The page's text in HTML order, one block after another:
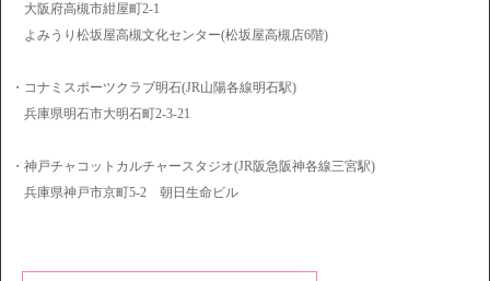
大阪府高槻市紺屋町2-1
よみうり松坂屋高槻文化センター(松坂屋高槻店6階)
・コナミスポーツクラブ明石(JR山陽各線明石駅)
兵庫県明石市大明石町2-3-21
・神戸チャコットカルチャースタジオ(JR阪急阪神各線三宮駅)
兵庫県神戸市京町5-2 朝日生命ビル